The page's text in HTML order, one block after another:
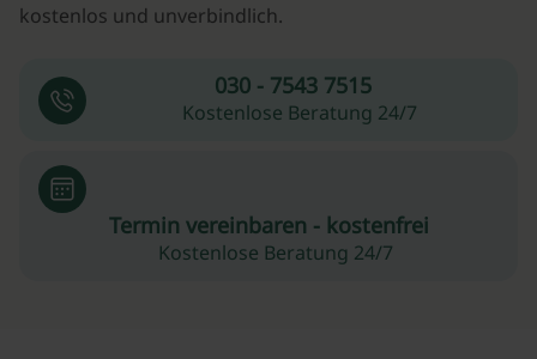
kostenlos und unverbindlich.
030 - 7543 7515
Kostenlose Beratung 24/7
Termin vereinbaren - kostenfrei
Kostenlose Beratung 24/7